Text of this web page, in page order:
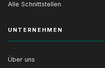
Alle Schnittstellen
UNTERNEHMEN
Über uns